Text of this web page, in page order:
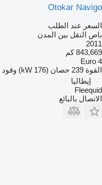
Otokar Navigo
السعر عند الطلب
باص النقل بين المدن
2011
843,669 كم
Euro 4
القوة 239 حصان (176 kW) وقود
إيطاليا
Fleequid
الاتصال بالبائع